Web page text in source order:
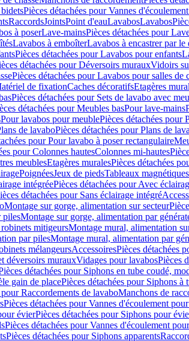
Pièces détachées pour Vannes
RaccordsJointsPoint d'eauLavabosLavabos
à poserLave-mainsPièces détachées pour
Lavabos à emboîterLavabos à encastrer par le
Pièces détachées pour Lavabos pour enfants
détachées pour Déversoirs murauxVidoirs
Pièces détachées pour Lavabos pour salles de
de fixationCaches décoratifsEtagères
Pièces détachées pour Sets de lavabo avec
détachées pour Meubles basPour lave-mains
Pour lavabos pour meublePièces détachées pour
de lavaboPièces détachées pour Plans de
pour Pour lavabo à poser rectangulaire
pour Colonnes hautesColonnes mi-hautes
meublesEtagères muralesPièces détachées
PoignéesJeux de piedsTableaux magnétiques
intégréePièces détachées pour Avec
détachées pour Sans éclairage intégré
Montage sur gorge, alimentation sur secteur
pilesMontage sur gorge, alimentation par
mitigeursMontage mural, alimentation
par pilesMontage mural, alimentation par
mélangeursAccessoiresPièces détachées
déversoirs murauxVidages pour lavabosPièces
détachées pour Siphons en tube coudé,
gain de placePièces détachées pour Siphons
pour Raccordements de lavaboManchons de
Pièces détachées pour Vannes d'écoulement
évierPièces détachées pour Siphons pour
Pièces détachées pour Vannes d'écoulement
Pièces détachées pour Siphons apparents